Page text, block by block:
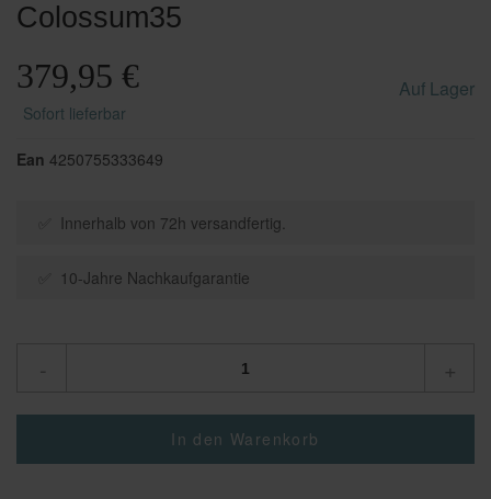
Colossum35
379,95 €
Sofort lieferbar
Auf Lager
Ean 4250755333649
✅ Innerhalb von 72h versandfertig.
✅ 10-Jahre Nachkaufgarantie
- +
In den Warenkorb